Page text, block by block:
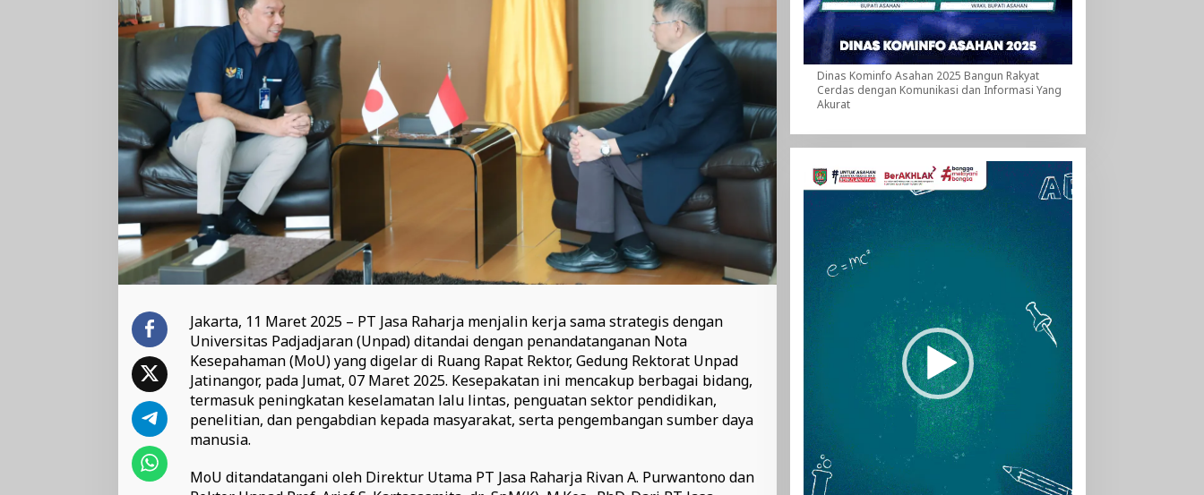
Jakarta, 11 Maret 2025 – PT Jasa Raharja menjalin kerja sama strategis dengan
Universitas Padjadjaran (Unpad) ditandai dengan penandatanganan Nota
Kesepahaman (MoU) yang digelar di Ruang Rapat Rektor, Gedung Rektorat Unpad
Jatinangor, pada Jumat, 07 Maret 2025. Kesepakatan ini mencakup berbagai bidang,
termasuk peningkatan keselamatan lalu lintas, penguatan sektor pendidikan,
penelitian, dan pengabdian kepada masyarakat, serta pengembangan sumber daya
manusia.
MoU ditandatangani oleh Direktur Utama PT Jasa Raharja Rivan A. Purwantono dan
Dinas Kominfo Asahan 2025 Bangun Rakyat
Cerdas dengan Komunikasi dan Informasi Yang
Akurat
Pemutar
Video